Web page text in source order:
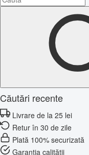
Căutări recente
Livrare de la 25 lei
Retur în 30 de zile
Plată 100% securizată
Garanția calității